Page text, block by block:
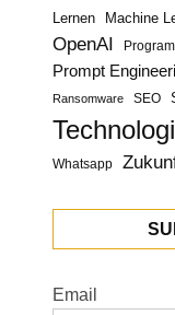
Lernen Machine
OpenAI
Prompt
Ransomware SEO
Whatsapp
Email